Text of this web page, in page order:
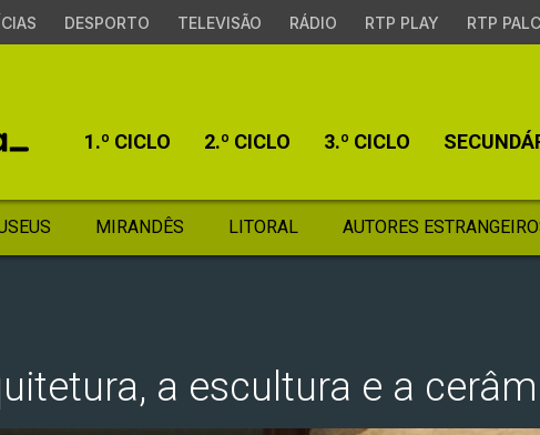
DESPORTO TELEVISÃO RÁDIO RTP PLAY RTP
1.º CICLO 2.º CICLO 3.º CICLO
MIRANDÊS LITORAL AUTORES
a escultura e a